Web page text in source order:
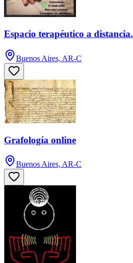
Espacio terapéutico a distancia.
Buenos Aires, AR-C
Grafología online
Buenos Aires, AR-C